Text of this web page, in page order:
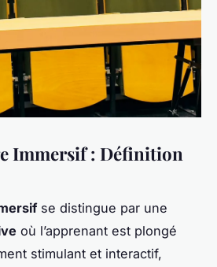
Immersif : Définition
se distingue par une
où l’apprenant est plongé
stimulant et interactif,